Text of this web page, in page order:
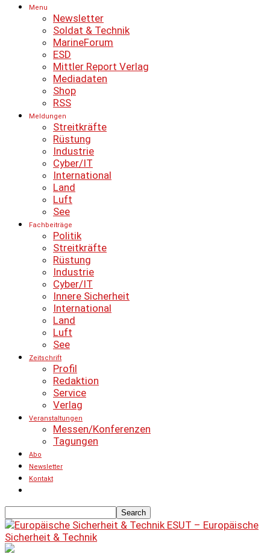
Menu
Newsletter
Soldat & Technik
MarineForum
ESD
Mittler Report Verlag
Mediadaten
Shop
RSS
Meldungen
Streitkräfte
Rüstung
Industrie
Cyber/IT
International
Land
Luft
See
Fachbeiträge
Politik
Streitkräfte
Rüstung
Industrie
Cyber/IT
Innere Sicherheit
International
Land
Luft
See
Zeitschrift
Profil
Redaktion
Service
Verlag
Veranstaltungen
Messen/Konferenzen
Tagungen
Abo
Newsletter
Kontakt
ESUT – Europäische
Sicherheit & Technik